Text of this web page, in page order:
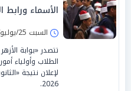
الأسماء ورابط
السبت 25/يوليو/2026 - 03:31 م
تتصدر «بوابة
الطلاب وأولياء
2026.